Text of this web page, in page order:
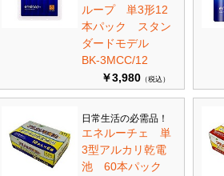
ループ 単3形12
本パック スタン
ダードモデル
BK-3MCC/12
￥3,980 （税込）
日常生活の必需品！
エネルーチェ 単
3型アルカリ乾電
池 60本パック